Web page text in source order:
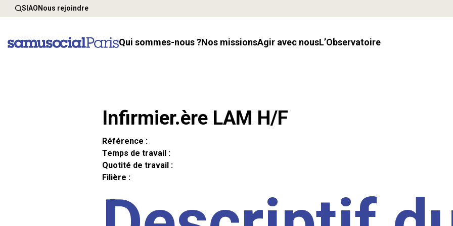
SIAONous rejoindre
Qui sommes-nous ? Nos missions Agir avec nous l’Observatoire
Infirmier.ère LAM H/F
Référence :
Temps de travail :
Quotité de travail :
Filière :